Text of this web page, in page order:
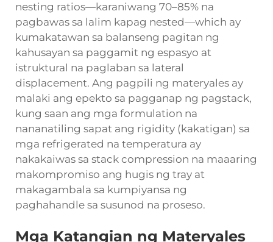
nesting ratios—karaniwang 70–85% na
pagbawas sa lalim kapag nested—which ay
kumakatawan sa balanseng pagitan ng
kahusayan sa paggamit ng espasyo at
istruktural na paglaban sa lateral
displacement. Ang pagpili ng materyales ay
malaki ang epekto sa pagganap ng pagstack,
kung saan ang mga formulation na
nananatiling sapat ang rigidity (kakatigan) sa
mga refrigerated na temperatura ay
nakakaiwas sa stack compression na maaaring
makompromiso ang hugis ng tray at
makagambala sa kumpiyansa ng
paghahandle sa susunod na proseso.
Mga Katangian ng Materyales